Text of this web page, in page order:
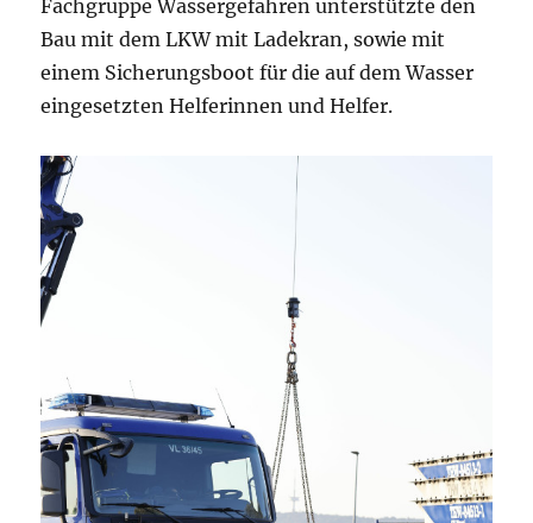
Fachgruppe Wassergefahren unterstützte den
Bau mit dem LKW mit Ladekran, sowie mit
einem Sicherungsboot für die auf dem Wasser
eingesetzten Helferinnen und Helfer.